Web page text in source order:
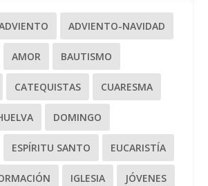
ADVIENTO-NAVIDAD
AMOR BAUTISMO
CATEQUISTAS CUARESMA
DOMINGO
ESPÍRITU SANTO EUCARISTÍA
IGLESIA JÓVENES